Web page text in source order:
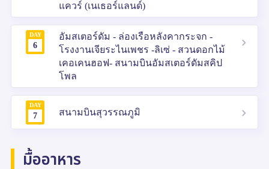
แควร์ (เนเธอร์แลนด์)
DAY
6
อัมสเตอร์ดัม - ล่องเรือหลังคากระจก -
โรงงานเจียระไนเพชร -ลิเซ่ - สวนดอกไม้
เคอเคนฮอฟ- สนามบินอัมสเตอร์ดัมสคิป
โพล
DAY
7 สนามบินสุวรรณภูมิ
มื้ออาหาร